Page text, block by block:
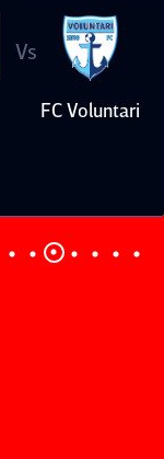
Vs
FC Voluntari